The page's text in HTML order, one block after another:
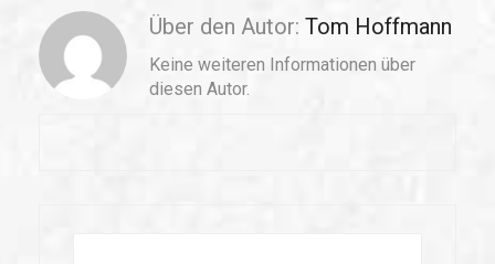
Über den Autor: Tom Hoffmann
Keine weiteren Informationen über
diesen Autor.